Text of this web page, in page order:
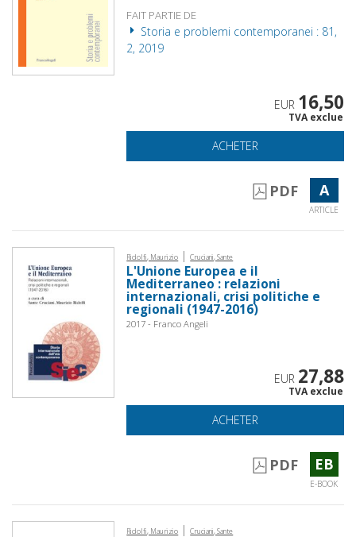
FAIT PARTIE DE
Storia e problemi contemporanei : 81,
2, 2019
EUR 16,50
TVA exclue
ACHETER
PDF A
ARTICLE
Ridolfi, Maurizio | Cruciani, Sante
L'Unione Europea e il
Mediterraneo : relazioni
internazionali, crisi politiche e
regionali (1947-2016)
2017 - Franco Angeli
EUR 27,88
TVA exclue
ACHETER
PDF EB
E-BOOK
Ridolfi, Maurizio | Cruciani, Sante